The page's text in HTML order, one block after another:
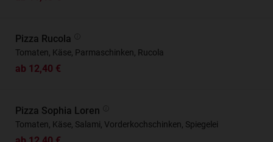
Pizza Rucola
Tomaten, Käse, Parmaschinken, Rucola
ab 12,40 €
Pizza Sophia Loren
Tomaten, Käse, Salami, Vorderkochschinken, Spiegelei